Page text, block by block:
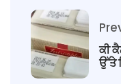
ਕੀ
ਉੱਤੇ